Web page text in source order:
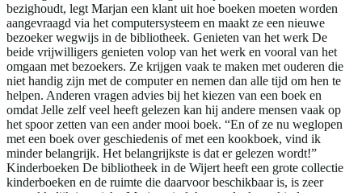
bezighoudt, legt Marjan een klant uit hoe boeken moeten worden
aangevraagd via het computersysteem en maakt ze een nieuwe
bezoeker wegwijs in de bibliotheek. Genieten van het werk De
beide vrijwilligers genieten volop van het werk en vooral van het
omgaan met bezoekers. Ze krijgen vaak te maken met ouderen die
niet handig zijn met de computer en nemen dan alle tijd om hen te
helpen. Anderen vragen advies bij het kiezen van een boek en
omdat Jelle zelf veel heeft gelezen kan hij andere mensen vaak op
het spoor zetten van een ander mooi boek. “En of ze nu weglopen
met een boek over geschiedenis of met een kookboek, vind ik
minder belangrijk. Het belangrijkste is dat er gelezen wordt!”
Kinderboeken De bibliotheek in de Wijert heeft een grote collectie
kinderboeken en de ruimte die daarvoor beschikbaar is, is zeer